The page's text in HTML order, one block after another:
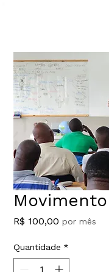
R$ 100,00 Preço
por mês
Quantidade *